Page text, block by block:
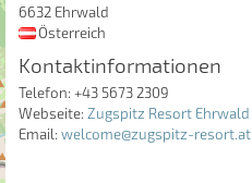
6632 Ehrwald
Österreich
Kontaktinformationen
Telefon: +43 5673 2309
Webseite: Zugspitz Resort Ehrwald
Email: welcome@zugspitz-resort.at